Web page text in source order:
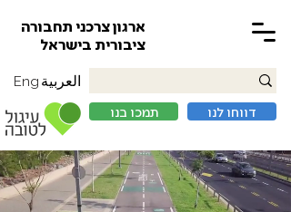
ארגון צרכני תחבורה
ציבורית בישראל
תמכו בנו דווחו לנו
العربية Eng